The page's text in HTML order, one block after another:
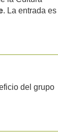
. La entrada es
del grupo